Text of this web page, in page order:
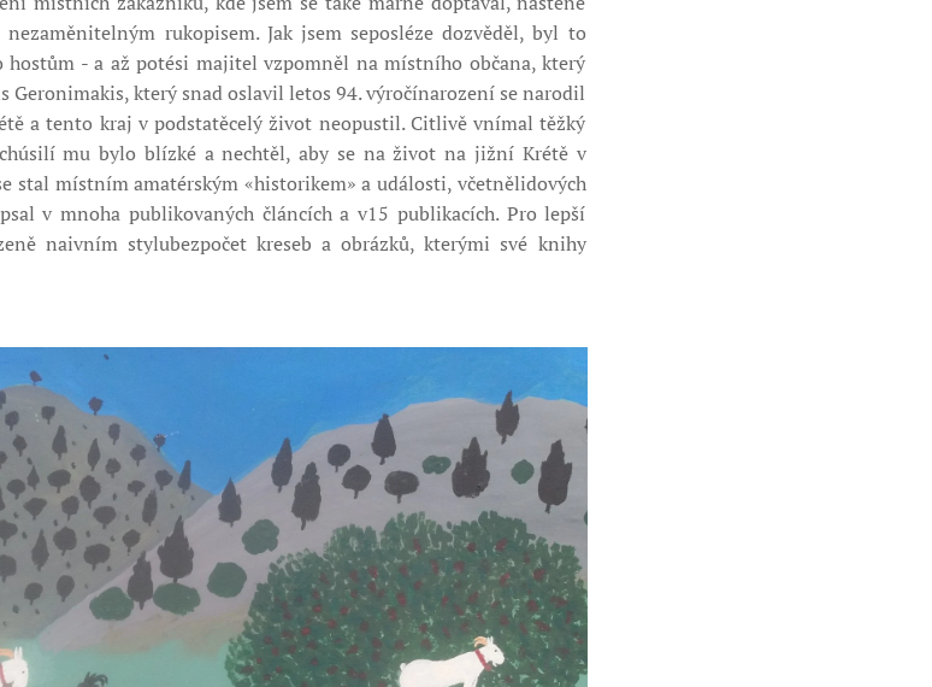
rukopisem. Jak jsem seposléze dozvěděl, byl to
hostům - a až potési majitel vzpomněl na místního občana, který
Geronimakis, který snad oslavil letos 94. výročínarození se narodil
a tento kraj v podstatěcelý život neopustil. Citlivě vnímal těžký
mu bylo blízké a nechtěl, aby se na život na jižní Krétě v
stal místním amatérským «historikem» a události, včetnělidových
v mnoha publikovaných článcích a v15 publikacích. Pro lepší
naivním stylubezpočet kreseb a obrázků, kterými své knihy